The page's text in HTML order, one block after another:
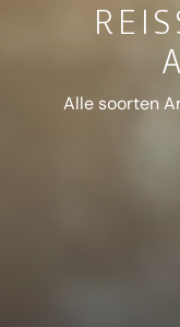
Alle soorten